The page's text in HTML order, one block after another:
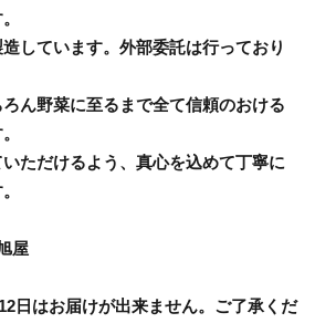
しています。外部委託は行っており
ん野菜に至るまで全て信頼のおける
ただけるよう、真心を込めて丁寧に
屋
はお届けが出来ません。ご了承くだ